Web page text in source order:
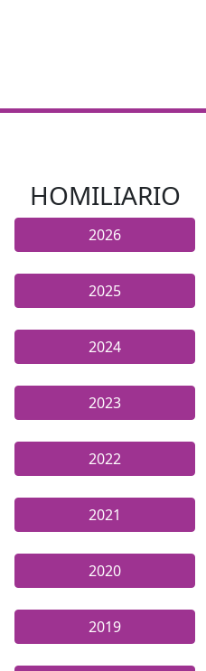
HOMILIARIO
2026
2025
2024
2023
2022
2021
2020
2019